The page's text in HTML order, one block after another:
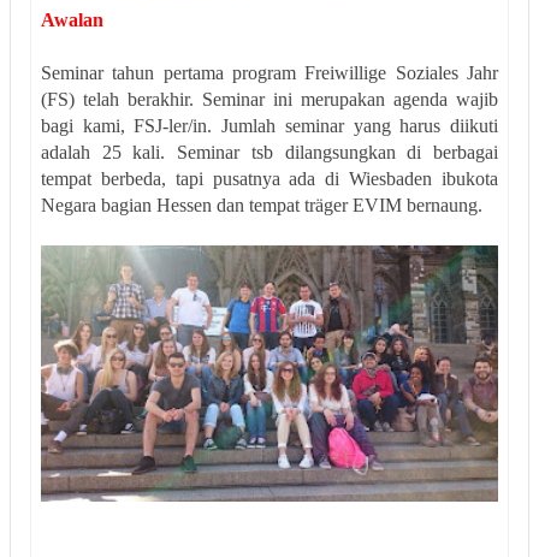
Awalan
Seminar tahun pertama program Freiwillige Soziales Jahr
(FS) telah berakhir. Seminar ini merupakan agenda wajib
bagi kami, FSJ-ler/in. Jumlah seminar yang harus diikuti
adalah 25 kali. Seminar tsb dilangsungkan di berbagai
tempat berbeda, tapi pusatnya ada di Wiesbaden ibukota
Negara bagian Hessen dan tempat träger EVIM bernaung.